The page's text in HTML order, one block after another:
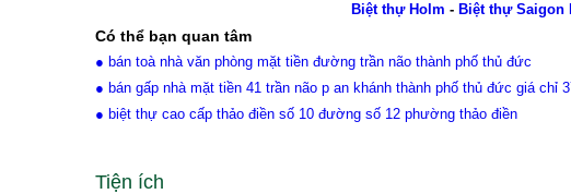
Biệt thự Holm - Biệt thự Saigon
Có thể bạn quan tâm
● bán toà nhà văn phòng mặt tiền đường trần não thành phố thủ đức
● bán gấp nhà mặt tiền 41 trần não p an khánh thành phố thủ đức giá chỉ
● biệt thự cao cấp thảo điền số 10 đường số 12 phường thảo điền
Tiện ích